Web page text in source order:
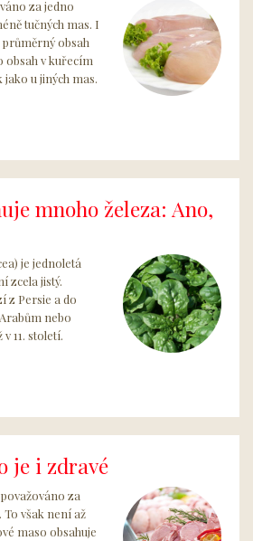
za jedno
tučných mas. I
obsah
obsah v kuřecím
jako u jiných mas.
mnoho železa: Ano,
je jednoletá
zcela jistý.
z Persie a do
nebo
11. století.
je i zdravé
za
však není až
maso obsahuje